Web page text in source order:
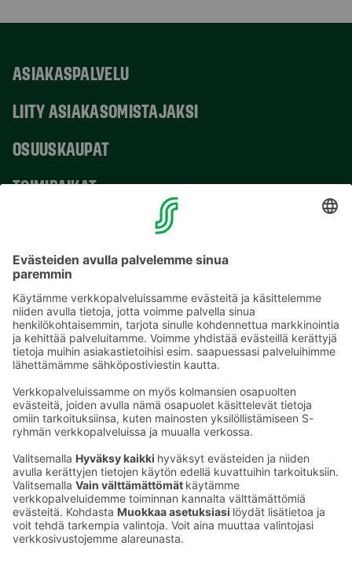
ASIAKASPALVELU
LIITY ASIAKASOMISTAJAKSI
OSUUSKAUPAT
TOIMIPAIKAT
Sähköpostiosoitteet S-ryhmässä ovat muotoa
etunimi.sukunimi@sok.fi
Seuraa meitä: